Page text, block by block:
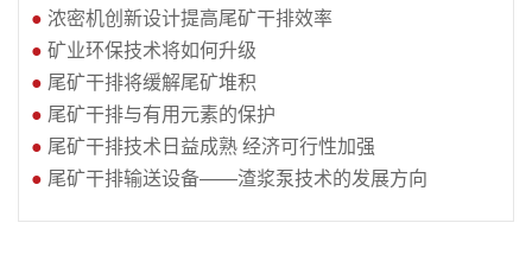
● 浓密机创新设计提高尾矿干排效率
● 矿业环保技术将如何升级
● 尾矿干排将缓解尾矿堆积
● 尾矿干排与有用元素的保护
● 尾矿干排技术日益成熟 经济可行性加强
● 尾矿干排输送设备——渣浆泵技术的发展方向